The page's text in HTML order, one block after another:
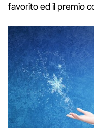
favorito ed il premio